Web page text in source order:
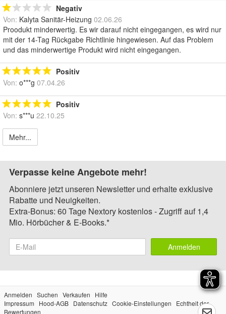
Negativ
Von: Kalyta Sanitär-Heizung 02.06.26
Proodukt minderwertig. Es wir darauf nicht eingegangen, es wird nur
mit der 14-Tag Rückgabe Richtlinie hingewiesen. Auf das Problem
und das minderwertige Produkt wird nicht eingegangen.
Positiv
Von: o***g 07.04.26
Positiv
Von: s***u 22.10.25
Mehr...
Verpasse keine Angebote mehr!
Abonniere jetzt unseren Newsletter und erhalte exklusive
Rabatte und Neuigkeiten.
Extra-Bonus: 60 Tage Nextory kostenlos - Zugriff auf 1,4
Mio. Hörbücher & E-Books.*
Anmelden
Anmelden Suchen Verkaufen
Hilfe
Impressum
Hood-AGB Datenschutz Cookie-Einstellungen
Echtheit der
Bewertungen